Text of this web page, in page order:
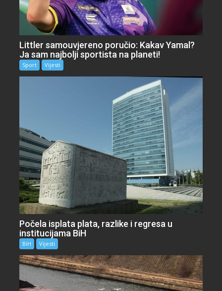
Littler samouvjereno poručio: Kakav Yamal?
Ja sam najbolji sportista na planeti!
Sport Vijesti
Počela isplata plata, razlike i regresa u
institucijama BiH
BiH Vijesti